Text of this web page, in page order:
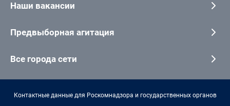
Наши вакансии
Предвыборная агитация
Все города сети
Контактные данные для Роскомнадзора и государственных органов